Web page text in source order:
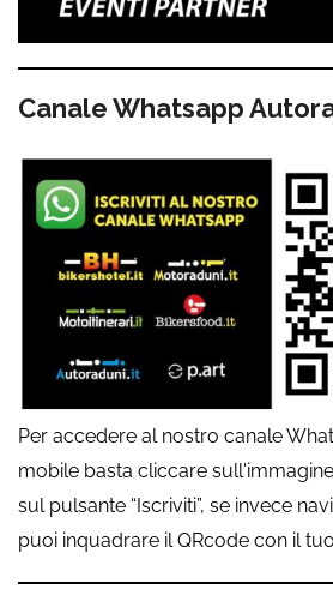
Canale Whatsapp
Per accedere al nostro canale
mobile basta cliccare
sul pulsante “Iscriviti”, se invece
puoi inquadrare il QRcode con il